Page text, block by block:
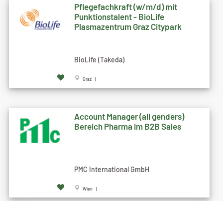
Pflegefachkraft (w/m/d) mit
Punktionstalent - BioLife
Plasmazentrum Graz Citypark
BioLife (Takeda)
Graz |
Account Manager (all genders)
Bereich Pharma im B2B Sales
PMC International GmbH
Wien |